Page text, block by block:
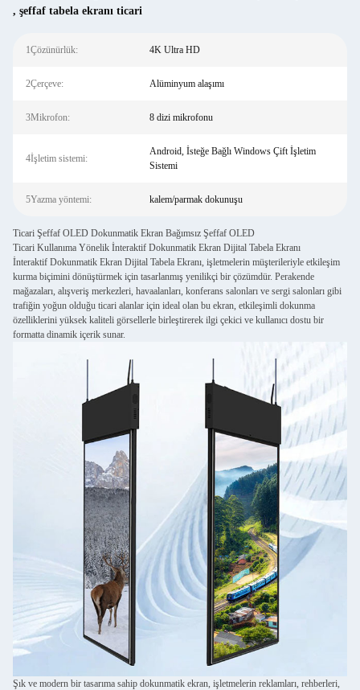
, şeffaf tabela ekranı ticari
1Çözünürlük: 4K Ultra HD
2Çerçeve: Alüminyum alaşımı
3Mikrofon: 8 dizi mikrofonu
4İşletim sistemi:
Android, İsteğe Bağlı Windows Çift İşletim
Sistemi
5Yazma yöntemi: kalem/parmak dokunuşu
Ticari Şeffaf OLED Dokunmatik Ekran Bağımsız Şeffaf OLED
Ticari Kullanıma Yönelik İnteraktif Dokunmatik Ekran Dijital Tabela Ekranı
İnteraktif Dokunmatik Ekran Dijital Tabela Ekranı, işletmelerin müşterileriyle etkileşim
kurma biçimini dönüştürmek için tasarlanmış yenilikçi bir çözümdür. Perakende
mağazaları, alışveriş merkezleri, havaalanları, konferans salonları ve sergi salonları gibi
trafiğin yoğun olduğu ticari alanlar için ideal olan bu ekran, etkileşimli dokunma
özelliklerini yüksek kaliteli görsellerle birleştirerek ilgi çekici ve kullanıcı dostu bir
formatta dinamik içerik sunar.
Şık ve modern bir tasarıma sahip dokunmatik ekran, işletmelerin reklamları, rehberleri,